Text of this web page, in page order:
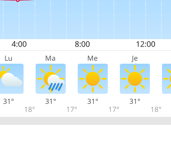
Lu Ma Me Je
31°
18°
31°
17°
31°
17°
31°
18°